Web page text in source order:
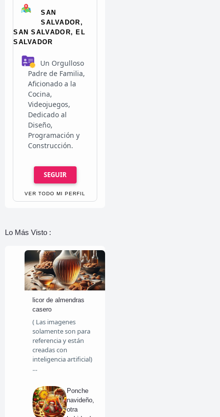
SAN
SALVADOR,
SAN SALVADOR, EL
SALVADOR
Un Orgulloso
Padre de Familia,
Aficionado a la
Cocina,
Videojuegos,
Dedicado al
Diseño,
Programación y
Construcción.
SEGUIR
VER TODO MI PERFIL
Lo Más Visto :
licor de almendras
casero
( Las imagenes
solamente son para
referencia y están
creadas con
inteligencia artificial)
…
Ponche
navideño,
otra